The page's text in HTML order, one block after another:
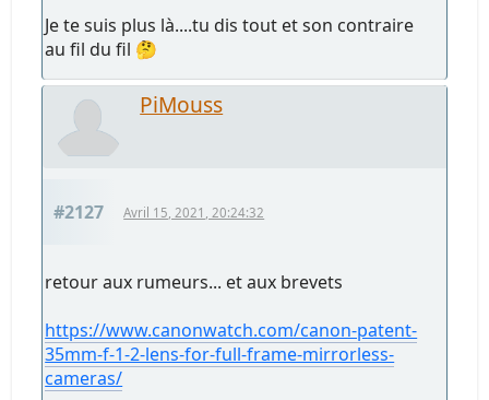
Je te suis plus là....tu dis tout et son contraire
au fil du fil 🤔
PiMouss
#2127 Avril 15, 2021, 20:24:32
retour aux rumeurs... et aux brevets
https://www.canonwatch.com/canon-patent-
35mm-f-1-2-lens-for-full-frame-mirrorless-
cameras/